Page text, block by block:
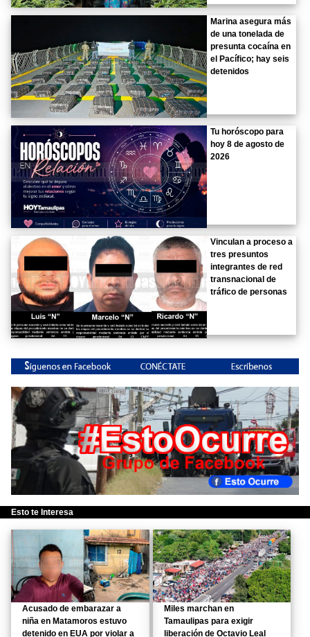
Marina asegura más
de una tonelada de
presunta cocaína en
el Pacífico; hay seis
detenidos
Tu horóscopo para
hoy 8 de agosto de
2026
Vinculan a proceso a
tres presuntos
integrantes de red
transnacional de
tráfico de personas
Esto te Interesa
Acusado de embarazar a
niña en Matamoros estuvo
detenido en EUA por violar a
Miles marchan en
Tamaulipas para exigir
liberación de Octavio Leal